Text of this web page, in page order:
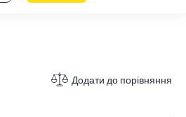
Додати до порівняння